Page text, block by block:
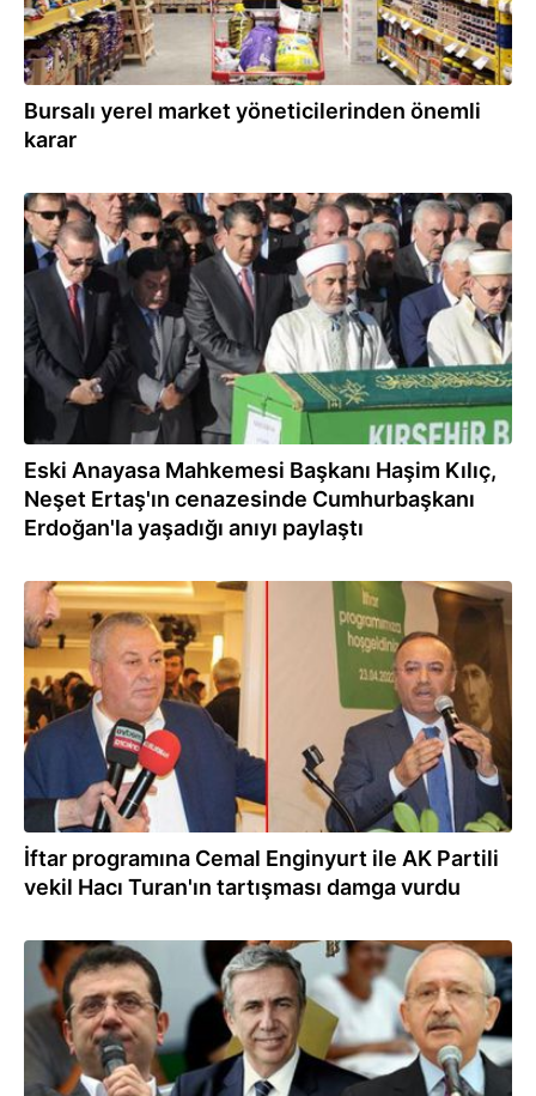
Bursalı yerel market yöneticilerinden önemli
karar
25.04.2022
Eski Anayasa Mahkemesi Başkanı Haşim Kılıç,
Neşet Ertaş'ın cenazesinde Cumhurbaşkanı
Erdoğan'la yaşadığı anıyı paylaştı
24.04.2022
İftar programına Cemal Enginyurt ile AK Partili
vekil Hacı Turan'ın tartışması damga vurdu
11.04.2022